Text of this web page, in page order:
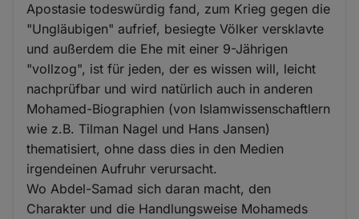
Apostasie todeswürdig fand, zum Krieg gegen die
"Ungläubigen" aufrief, besiegte Völker versklavte
und außerdem die Ehe mit einer 9-Jährigen
"vollzog", ist für jeden, der es wissen will, leicht
nachprüfbar und wird natürlich auch in anderen
Mohamed-Biographien (von Islamwissenschaftlern
wie z.B. Tilman Nagel und Hans Jansen)
thematisiert, ohne dass dies in den Medien
irgendeinen Aufruhr verursacht.
Wo Abdel-Samad sich daran macht, den
Charakter und die Handlungsweise Mohameds